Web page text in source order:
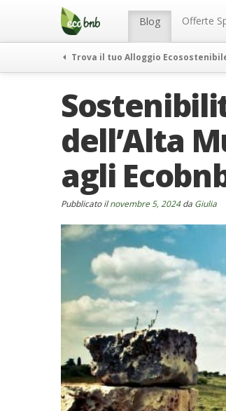
Menu Blog Offerte
Trova il tuo Alloggio
dell’Alta
agli
Pubblicato ilnovembre 5, 2024da Giulia